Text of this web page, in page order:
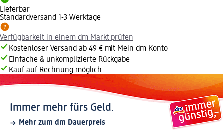
Lieferbar
Standardversand 1-3 Werktage
Verfügbarkeit in einem dm Markt prüfen
Kostenloser Versand ab 49 € mit Mein dm Konto
Einfache & unkomplizierte Rückgabe
Kauf auf Rechnung möglich
Immer mehr fürs Geld.
Mehr zum dm Dauerpreis